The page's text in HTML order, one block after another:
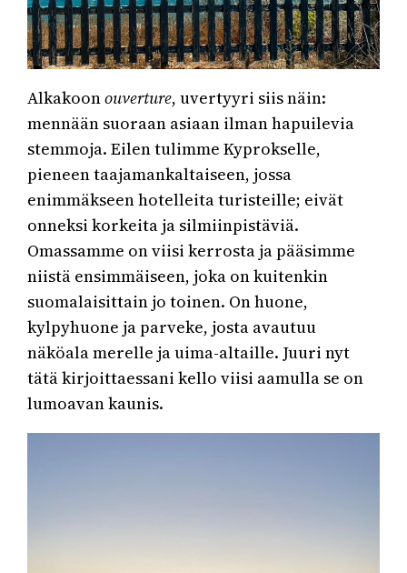
Alkakoonouverture, uvertyyri siis näin:
mennään suoraan asiaan ilman hapuilevia
stemmoja. Eilen tulimme Kyprokselle,
pieneen taajamankaltaiseen, jossa
enimmäkseen hotelleita turisteille; eivät
onneksi korkeita ja silmiinpistäviä.
Omassamme on viisi kerrosta ja pääsimme
niistä ensimmäiseen, joka on kuitenkin
suomalaisittain jo toinen. On huone,
kylpyhuone ja parveke, josta avautuu
näköala merelle ja uima-altaille. Juuri nyt
tätä kirjoittaessani kello viisi aamulla se on
lumoavan kaunis.